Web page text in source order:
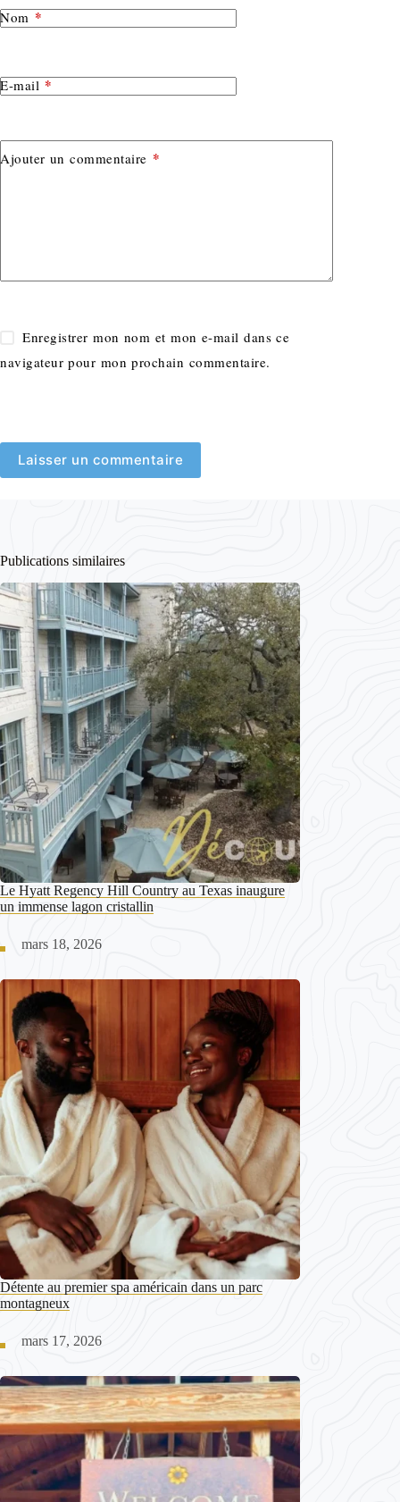
Nom *
E-mail *
Ajouter un commentaire *
Enregistrer mon nom et mon e-mail dans ce
navigateur pour mon prochain commentaire.
Laisser un commentaire
Publications similaires
Le Hyatt Regency Hill Country au Texas inaugure
un immense lagon cristallin
mars 18, 2026
Détente au premier spa américain dans un parc
montagneux
mars 17, 2026